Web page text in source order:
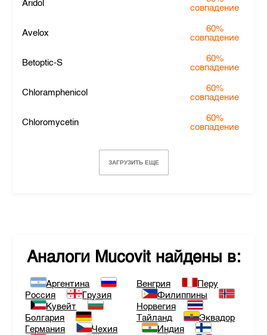
Aridol
совпадение
Avelox
60%
совпадение
Betoptic-S
60%
совпадение
Chloramphenicol
60%
совпадение
Chloromycetin
60%
совпадение
ЗАГРУЗИТЬ ЕЩЕ
Аналоги Mucovitнайдены в:
Аргентина
Россия
Грузия
Кувейт
Болгария
Германия
Чехия
Венгрия
Перу
Филиппины
Норвегия
Тайланд
Эквадор
Индия